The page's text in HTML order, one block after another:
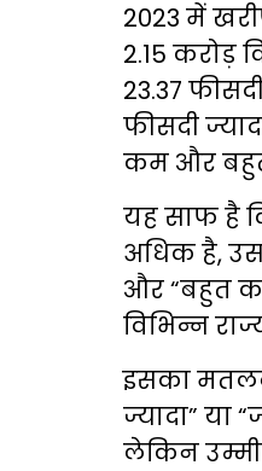
2023 में
2.15
23.37
फीसदी
कम और
यह साफ है
अधिक है,
और “बहुत
विभिन्न
इसका
ज्यादा” या
लेकिन